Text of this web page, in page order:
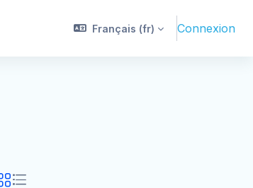
Français ‎(fr)‎ Connexion